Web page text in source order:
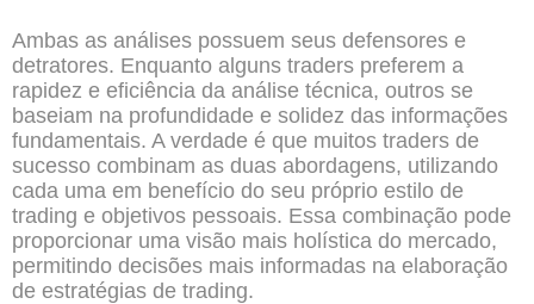
Ambas as análises possuem seus defensores e
detratores. Enquanto alguns traders preferem a
rapidez e eficiência da análise técnica, outros se
baseiam na profundidade e solidez das informações
fundamentais. A verdade é que muitos traders de
sucesso combinam as duas abordagens, utilizando
cada uma em benefício do seu próprio estilo de
trading e objetivos pessoais. Essa combinação pode
proporcionar uma visão mais holística do mercado,
permitindo decisões mais informadas na elaboração
de estratégias de trading.